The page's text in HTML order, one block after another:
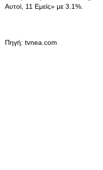
Αυτοί, 11 Εμείς» με 3.1%.
Πηγή: tvnea.com